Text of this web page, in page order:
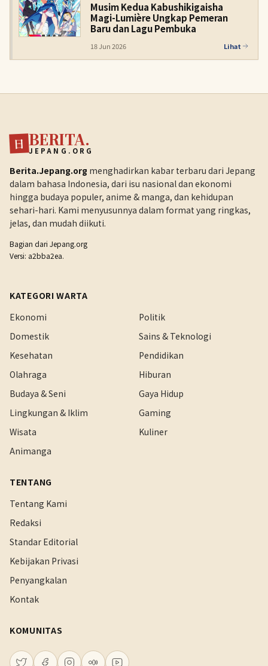
Musim Kedua Kabushikigaisha
Magi-Lumière Ungkap Pemeran
Baru dan Lagu Pembuka
18 Jun 2026 Lihat
日 BERITA.
JEPANG.ORG
Berita.Jepang.org menghadirkan kabar terbaru dari Jepang
dalam bahasa Indonesia, dari isu nasional dan ekonomi
hingga budaya populer, anime & manga, dan kehidupan
sehari-hari. Kami menyusunnya dalam format yang ringkas,
jelas, dan mudah diikuti.
Bagian dari Jepang.org
Versi: a2bba2ea.
KATEGORI WARTA
Ekonomi
Politik
Domestik
Sains & Teknologi
Kesehatan
Pendidikan
Olahraga
Hiburan
Budaya & Seni
Gaya Hidup
Lingkungan & Iklim
Gaming
Wisata
Kuliner
Animanga
TENTANG
Tentang Kami
Redaksi
Standar Editorial
Kebijakan Privasi
Penyangkalan
Kontak
KOMUNITAS